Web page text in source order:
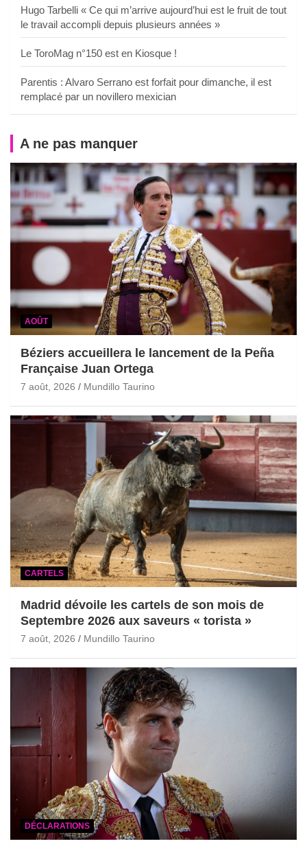
Hugo Tarbelli « Ce qui m’arrive aujourd’hui est le fruit de tout
le travail accompli depuis plusieurs années »
Le ToroMag n°150 est en Kiosque !
Parentis : Alvaro Serrano est forfait pour dimanche, il est
remplacé par un novillero mexician
A ne pas manquer
AOÛT
Béziers accueillera le lancement de la Peña
Française Juan Ortega
7 août, 2026 Mundillo Taurino
CARTELS
Madrid dévoile les cartels de son mois de
Septembre 2026 aux saveurs « torista »
7 août, 2026 Mundillo Taurino
DÉCLARATIONS